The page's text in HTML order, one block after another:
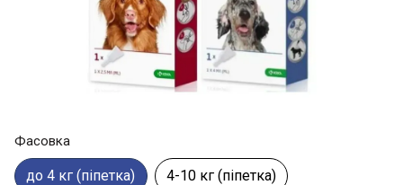
Фасовка
до 4 кг (піпетка) 4-10 кг (піпетка)